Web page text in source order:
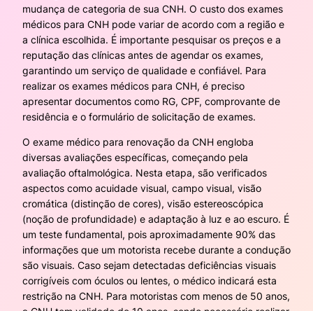
mudança de categoria de sua CNH. O custo dos exames
médicos para CNH pode variar de acordo com a região e
a clínica escolhida. É importante pesquisar os preços e a
reputação das clínicas antes de agendar os exames,
garantindo um serviço de qualidade e confiável. Para
realizar os exames médicos para CNH, é preciso
apresentar documentos como RG, CPF, comprovante de
residência e o formulário de solicitação de exames.
O exame médico para renovação da CNH engloba
diversas avaliações específicas, começando pela
avaliação oftalmológica. Nesta etapa, são verificados
aspectos como acuidade visual, campo visual, visão
cromática (distinção de cores), visão estereoscópica
(noção de profundidade) e adaptação à luz e ao escuro. É
um teste fundamental, pois aproximadamente 90% das
informações que um motorista recebe durante a condução
são visuais. Caso sejam detectadas deficiências visuais
corrigíveis com óculos ou lentes, o médico indicará esta
restrição na CNH. Para motoristas com menos de 50 anos,